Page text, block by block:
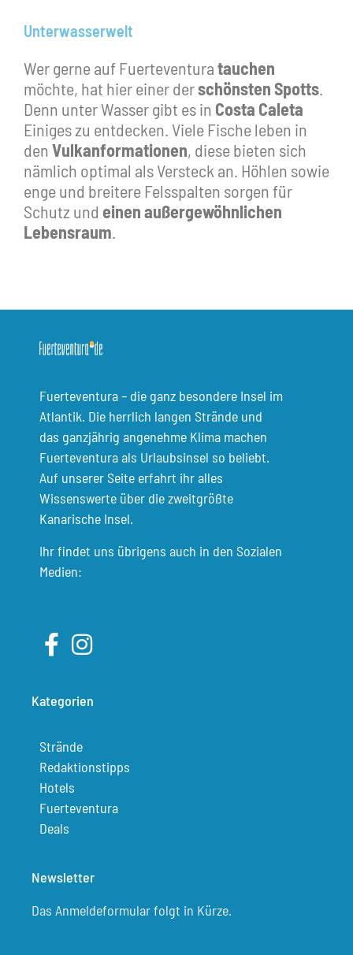
Unterwasserwelt
Wer gerne auf Fuerteventuratauchen
möchte, hat hier einer derschönsten Spotts
Denn unter Wasser gibt es in Costa Caleta
Einiges zu entdecken. Viele Fische leben in
den Vulkanformationen, diese bieten sich
nämlich optimal als Versteck an. Höhlen sowie
enge und breitere Felsspalten sorgen für
Schutz und einen außergewöhnlichen
Lebensraum
Fuerteventura – die ganz besondere Insel im
Atlantik. Die herrlich langen Strände und
das ganzjährig angenehme Klima machen
Fuerteventura als Urlaubsinsel so beliebt.
Auf unserer Seite erfahrt ihr alles
Wissenswerte über die zweitgrößte
Kanarische Insel.
Ihr findet uns übrigens auch in den Sozialen
Medien:
Kategorien
Strände
Redaktionstipps
Hotels
Fuerteventura
Deals
Newsletter
Das Anmeldeformular folgt in Kürze.